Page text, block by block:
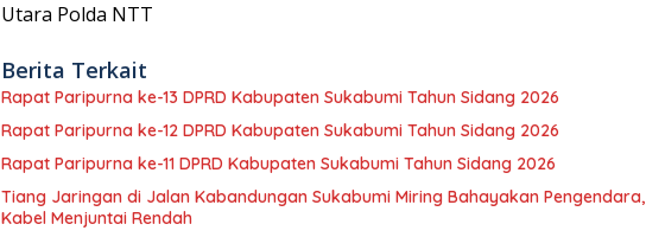
Utara Polda NTT
Berita Terkait
Rapat Paripurna ke-13 DPRD Kabupaten Sukabumi Tahun Sidang 2026
Rapat Paripurna ke-12 DPRD Kabupaten Sukabumi Tahun Sidang 2026
Rapat Paripurna ke-11 DPRD Kabupaten Sukabumi Tahun Sidang 2026
Tiang Jaringan di Jalan Kabandungan Sukabumi Miring Bahayakan Pengendara,
Kabel Menjuntai Rendah